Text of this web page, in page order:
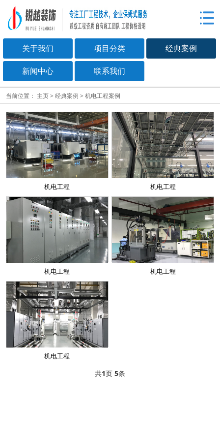
关于我们 项目分类 经典案例
新闻中心 联系我们
当前位置： 主页> 经典案例 > 机电工程案例
机电工程 机电工程
机电工程 机电工程
机电工程
共1页 5条